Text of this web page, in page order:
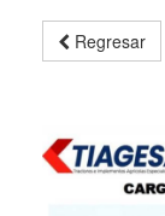
Regresar